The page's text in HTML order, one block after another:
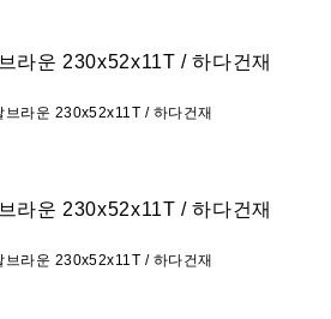
브라운 230x52x11T / 하다건재
브라운 230x52x11T / 하다건재